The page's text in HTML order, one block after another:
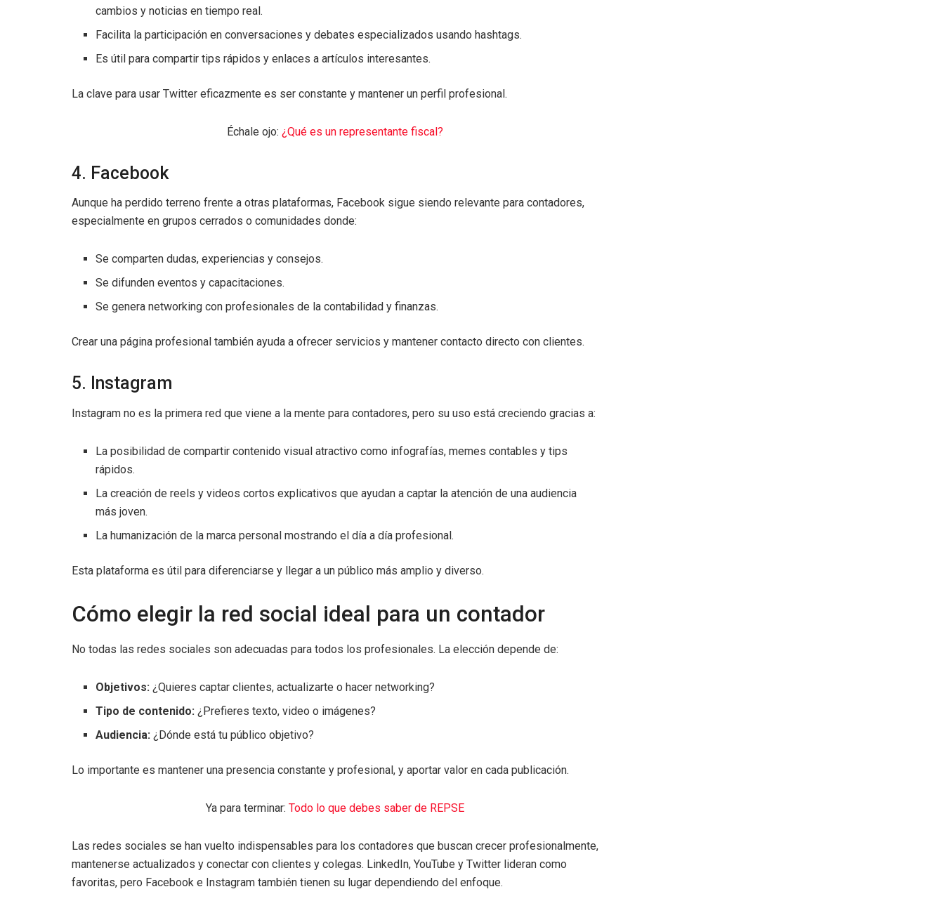
cambios y noticias en tiempo real.
Facilita la participación en conversaciones y debates especializados usando hashtags.
Es útil para compartir tips rápidos y enlaces a artículos interesantes.
La clave para usar Twitter eficazmente es ser constante y mantener un perfil profesional.
Échale ojo: ¿Qué es un representante fiscal?
4. Facebook
Aunque ha perdido terreno frente a otras plataformas, Facebook sigue siendo relevante para contadores,
especialmente en grupos cerrados o comunidades donde:
Se comparten dudas, experiencias y consejos.
Se difunden eventos y capacitaciones.
Se genera networking con profesionales de la contabilidad y finanzas.
Crear una página profesional también ayuda a ofrecer servicios y mantener contacto directo con clientes.
5. Instagram
Instagram no es la primera red que viene a la mente para contadores, pero su uso está creciendo gracias a:
La posibilidad de compartir contenido visual atractivo como infografías, memes contables y tips
rápidos.
La creación de reels y videos cortos explicativos que ayudan a captar la atención de una audiencia
más joven.
La humanización de la marca personal mostrando el día a día profesional.
Esta plataforma es útil para diferenciarse y llegar a un público más amplio y diverso.
Cómo elegir la red social ideal para un contador
No todas las redes sociales son adecuadas para todos los profesionales. La elección depende de:
Objetivos: ¿Quieres captar clientes, actualizarte o hacer networking?
Tipo de contenido: ¿Prefieres texto, video o imágenes?
Audiencia: ¿Dónde está tu público objetivo?
Lo importante es mantener una presencia constante y profesional, y aportar valor en cada publicación.
Ya para terminar: Todo lo que debes saber de REPSE
Las redes sociales se han vuelto indispensables para los contadores que buscan crecer profesionalmente,
mantenerse actualizados y conectar con clientes y colegas. LinkedIn, YouTube y Twitter lideran como
favoritas, pero Facebook e Instagram también tienen su lugar dependiendo del enfoque.